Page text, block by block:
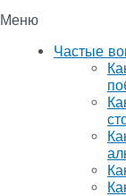
Меню
Частые